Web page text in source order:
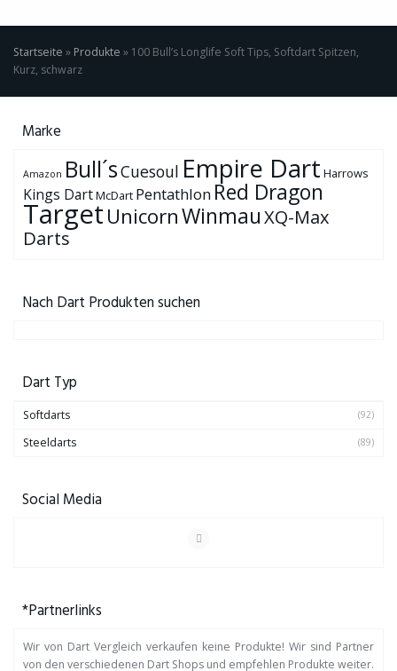
Startseite » Produkte » 100 Bull’s Longlife Soft Tips, Softdart Spitzen,
Kurz, schwarz
Marke
Amazon Bull´sCuesoul Empire Dart Harrows
Kings DartMcDart Pentathlon Red Dragon
TargetUnicornWinmauXQ-Max
Darts
Nach Dart Produkten suchen
Dart Typ
Softdarts (92)
Steeldarts (89)
Social Media
*Partnerlinks
Wir von Dart Vergleich verkaufen keine Produkte! Wir sind Partner
von den verschiedenen Dart Shops und empfehlen Produkte weiter.